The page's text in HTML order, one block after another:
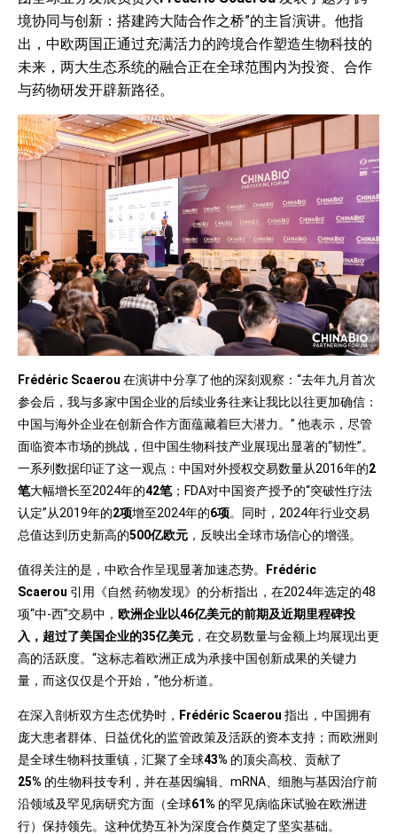
境协同与创新：搭建跨大陆合作之桥”的主旨演讲。他指
出，中欧两国正通过充满活力的跨境合作塑造生物科技的
未来，两大生态系统的融合正在全球范围内为投资、合作
与药物研发开辟新路径。
Frédéric Scaerou 在演讲中分享了他的深刻观察：“去年九月首次
参会后，我与多家中国企业的后续业务往来让我比以往更加确信：
中国与海外企业在创新合作方面蕴藏着巨大潜力。” 他表示，尽管
面临资本市场的挑战，但中国生物科技产业展现出显著的“韧性”。
一系列数据印证了这一观点：中国对外授权交易数量从2016年的2
笔大幅增长至2024年的42笔；FDA对中国资产授予的“突破性疗法
认定”从2019年的2项增至2024年的6项。同时，2024年行业交易
总值达到历史新高的500亿欧元 ，反映出全球市场信心的增强。
值得关注的是，中欧合作呈现显著加速态势。
Frédéric
Scaerou 引用《自然·药物发现》的分析指出，在2024年选定的48
项“中-西”交易中， 欧洲企业以46亿美元的前期及近期里程碑投
入，超过了美国企业的35亿美元 ，在交易数量与金额上均展现出更
高的活跃度。“这标志着欧洲正成为承接中国创新成果的关键力
量，而这仅仅是个开始，”他分析道。
在深入剖析双方生态优势时， Frédéric Scaerou 指出，中国拥有
庞大患者群体、日益优化的监管政策及活跃的资本支持；而欧洲则
是全球生物科技重镇，汇聚了全球43% 的顶尖高校、贡献了
25% 的生物科技专利，并在基因编辑、mRNA、细胞与基因治疗前
沿领域及罕见病研究方面（全球61% 的罕见病临床试验在欧洲进
行）保持领先。这种优势互补为深度合作奠定了坚实基础。